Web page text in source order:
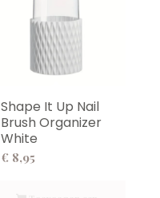
Shape It Up Nail
Brush Organizer
White
€ 8,95